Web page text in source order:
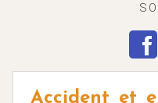
Accident et